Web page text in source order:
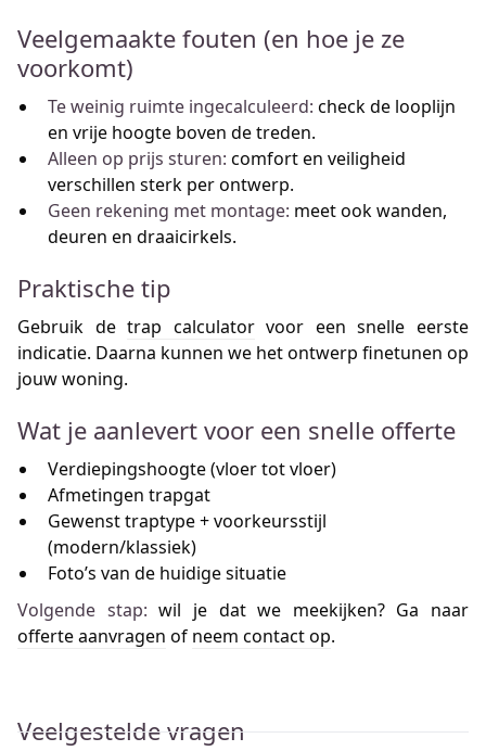
Veelgemaakte fouten (en hoe je ze
voorkomt)
Te weinig ruimte ingecalculeerd: check de looplijn
en vrije hoogte boven de treden.
Alleen op prijs sturen: comfort en veiligheid
verschillen sterk per ontwerp.
Geen rekening met montage: meet ook wanden,
deuren en draaicirkels.
Praktische tip
Gebruik detrap calculatorvoor een snelle eerste
indicatie. Daarna kunnen we het ontwerp finetunen op
jouw woning.
Wat je aanlevert voor een snelle offerte
Verdiepingshoogte (vloer tot vloer)
Afmetingen trapgat
Gewenst traptype + voorkeursstijl
(modern/klassiek)
Foto’s van de huidige situatie
Volgende stap: wil je dat we meekijken? Ga naar
offerte aanvragen of neem contact op.
Veelgestelde vragen